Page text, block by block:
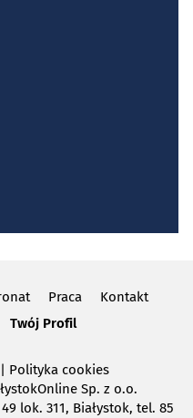
Praca
Kontakt
Twój Profil
Polityka cookies
Sp. z o.o.
lok. 311, Białystok, tel. 85